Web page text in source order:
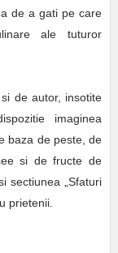
de a gati pe care
ale tuturor
de autor, insotite
imaginea
baza de peste, de
si de fructe de
sectiunea „Sfaturi
prietenii.